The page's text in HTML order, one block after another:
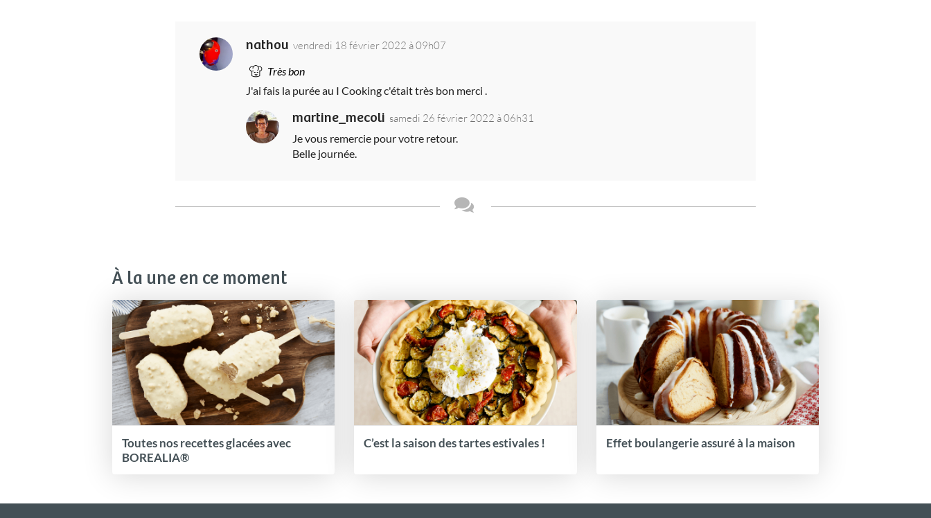
nathou vendredi 18 février 2022 à 09h07
Très bon
J'ai fais la purée au I Cooking c'était très bon merci .
martine_mecoli samedi 26 février 2022 à 06h31
Je vous remercie pour votre retour.
Belle journée.
À la une en ce moment
Toutes nos recettes glacées avec
BOREALIA®
C’est la saison des tartes estivales ! Effet boulangerie assuré à la maison